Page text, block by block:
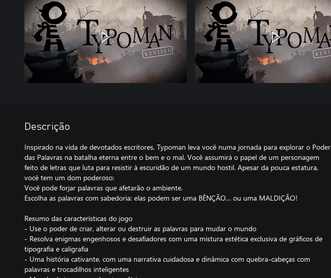
Descrição
Inspirado na vida de devotados escritores, Typoman leva você numa jornada para explorar o Poder
das Palavras na batalha eterna entre o bem e o mal. Você assumirá o papel de um personagem
feito de letras que luta para resistir à escuridão de um mundo hostil. Apesar da pouca estatura,
você tem um dom poderoso:
Você pode forjar palavras que afetarão o ambiente.
Escolha as palavras com sabedoria: elas podem ser uma BÊNÇÃO… ou uma MALDIÇÃO!
Resumo das características do jogo
- Use o poder de criar, alterar ou destruir as palavras para mudar o mundo
- Resolva enigmas engenhosos e desafiadores com uma mistura estética exclusiva de gráficos de
tipografia e caligrafia
- Uma história cativante, com uma narrativa cuidadosa e dinâmica com quebra-cabeças com
palavras e trocadilhos inteligentes